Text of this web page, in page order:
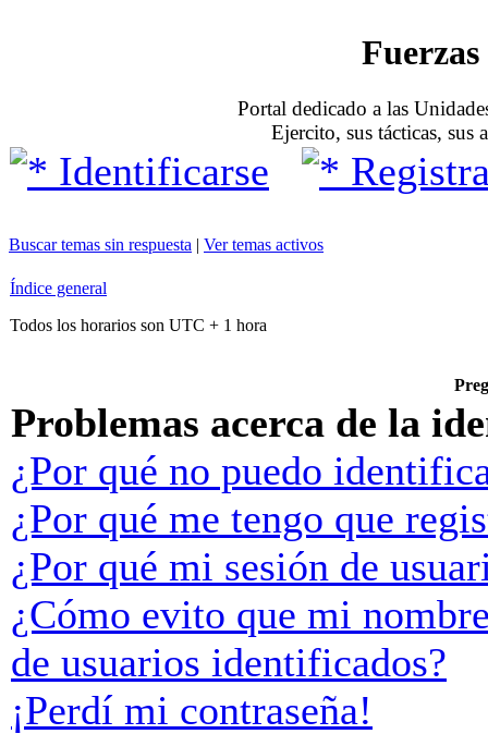
Portal dedicado a las
Ejercito, sus tácticas, sus
Identificarse
Buscar temas sin respuesta | Ver temas activos
Índice general
Todos los horarios son UTC + 1 hora
Problemas acerca de la
¿Por qué no puedo
¿Por qué me tengo que
¿Por qué mi sesión de
¿Cómo evito que mi
de usuarios identificados?
¡Perdí mi contraseña!